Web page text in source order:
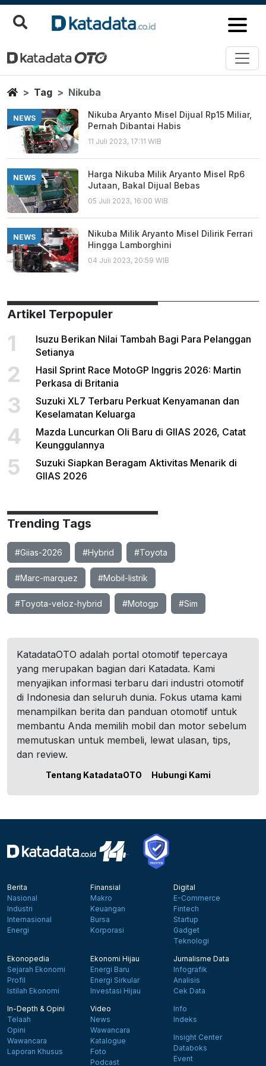
Nikuba
Berita Terbaru
HomeTag Nikuba
NEWS
Nikuba Aryanto Misel Dijual Rp15 Miliar,
Pernah Dibantai Habis
11 Juli 2023, 17:11 WIB
NEWS
Harga Nikuba Milik Aryanto Misel Rp6
Jutaan, Bakal Dijual Bebas
05 Juli 2023, 16:00 WIB
NEWS
Nikuba Milik Aryanto Misel Dilirik Ferrari
Hingga Lamborghini
04 Juli 2023, 20:59 WIB
Artikel Terpopuler
1
Isuzu Berikan Nilai Tambah Bagi Para Pelanggan
Setianya
2
Hasil Sprint Race MotoGP Inggris 2026: Martin
Perkasa di Britania
3
Suzuki XL7 Terbaru Perkuat Kenyamanan dan
Keselamatan Keluarga
4
Mazda Luncurkan Oli Baru di GIIAS 2026, Catat
Keunggulannya
5
Suzuki Siapkan Beragam Aktivitas Menarik di
GIIAS 2026
Trending Tags
#Giias-2026 #Hybrid #Toyota
#Marc-marquez #Mobil-listrik
#Toyota-veloz-hybrid #Motogp #Sim
KatadataOTO adalah portal otomotif tepercaya
yang merupakan bagian dari Katadata. Kami
menyajikan informasi terbaru dari industri otomotif
di Indonesia dan seluruh dunia. Fokus utama kami
menampilkan berita dan panduan otomotif untuk
membantu Anda memilih mobil dan motor sebelum
memutuskan untuk membeli, lewat ulasan, tips,
dan review.
Tentang KatadataOTO Hubungi Kami
Berita
Nasional
Industri
Internasional
Energi
Finansial
Makro
Keuangan
Bursa
Korporasi
Digital
E-Commerce
Fintech
Startup
Gadget
Teknologi
Ekonopedia
Sejarah Ekonomi
Profil
Istilah Ekonomi
Ekonomi Hijau
Energi Baru
Energi Sirkular
Investasi Hijau
Jurnalisme Data
Infografik
Analisis
Cek Data
In-Depth & Opini
Telaah
Opini
Wawancara
Laporan Khusus
Video
News
Wawancara
Katalogue
Foto
Podcast
Info
Indeks
Insight Center
Databoks
Event